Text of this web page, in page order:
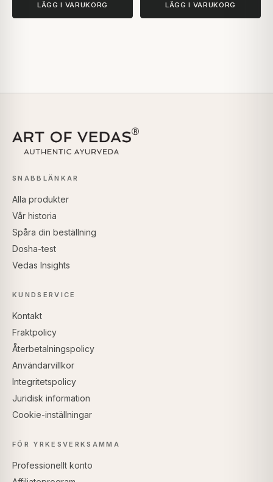
LÄGG I VARUKORG LÄGG I VARUKORG
SNABBLÄNKAR
Alla produkter
Vår historia
Spåra din beställning
Dosha-test
Vedas Insights
KUNDSERVICE
Kontakt
Fraktpolicy
Återbetalningspolicy
Användarvillkor
Integritetspolicy
Juridisk information
Cookie-inställningar
FÖR YRKESVERKSAMMA
Professionellt konto